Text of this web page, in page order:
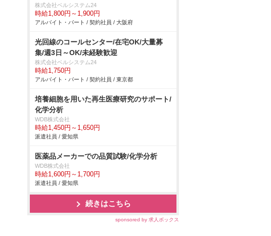
株式会社ベルシステム24
時給1,800円～1,900円
アルバイト・パート / 契約社員 / 大阪府
光回線のコールセンター/在宅OK/大量募
集/週3日～OK/未経験歓迎
株式会社ベルシステム24
時給1,750円
アルバイト・パート / 契約社員 / 東京都
培養細胞を用いた再生医療研究のサポート/
化学分析
WDB株式会社
時給1,450円～1,650円
派遣社員 / 愛知県
医薬品メーカーでの品質試験/化学分析
WDB株式会社
時給1,600円～1,700円
派遣社員 / 愛知県
続きはこちら
sponsored by 求人ボックス